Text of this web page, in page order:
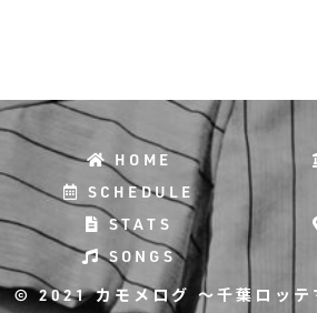
HOME
SCHEDULE
STATS
SONGS
© 2021 カモメログ ～千葉ロッテ